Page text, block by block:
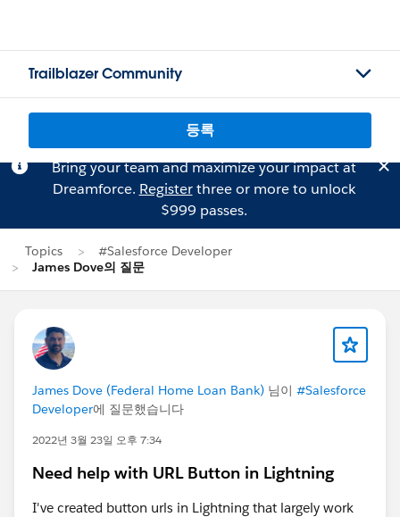
Trailblazer Community
등록
Bring your team and maximize your impact at
Dreamforce. Registerthree or more to unlock
$999 passes.
Topics
#Salesforce Developer
James Dove의 질문
James Dove (Federal Home Loan Bank) 님이 #Salesforce
Developer에 질문했습니다
2022년 3월 23일 오후 7:34
Need help with URL Button in Lightning
I've created button urls in Lightning that largely work